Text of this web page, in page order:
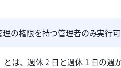
の権限を持つ管理者のみ実行
は、週休 2 日と週休 1 日の週